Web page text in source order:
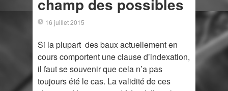
champ des possibles
16 juillet 2015
Si la plupart des baux actuellement en
cours comportent une clause d’indexation,
il faut se souvenir que cela n’a pas
toujours été le cas. La validité de ces